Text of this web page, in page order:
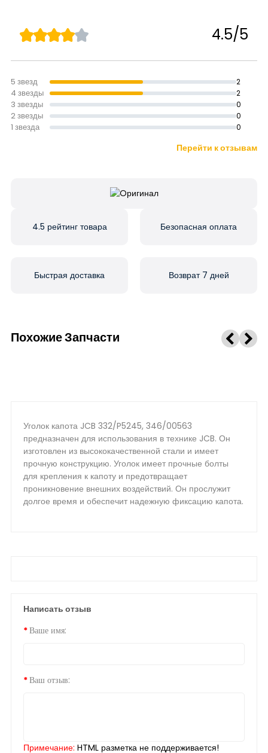
4.5/5
5 звезд 2
4 звезды 2
3 звезды 0
2 звезды 0
1 звезда 0
Перейти к отзывам
4.5 рейтинг товара Безопасная оплата
Быстрая доставка Возврат 7 дней
Похожие Запчасти
Уголок капота JCB 332/P5245, 346/00563
предназначен для использования в технике JCB. Он
изготовлен из высококачественной стали и имеет
прочную конструкцию. Уголок имеет прочные болты
для крепления к капоту и предотвращает
проникновение внешних воздействий. Он прослужит
долгое время и обеспечит надежную фиксацию капота.
Написать отзыв
Ваше имя:
Ваш отзыв:
Примечание: HTML разметка не поддерживается!